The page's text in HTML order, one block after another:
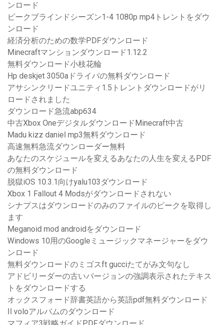
ンロード
ピークブラインドシーズン1-4 1080p mp4トレントをダウ
ンロード
経済分析のための数学PDFダウンロード
Minecraftマンションダウンロード1.12.2
無料ダウンロード小枝花輪
Hp deskjet 3050aドライバの無料ダウンロード
アサシンクリードユニティ1.5トレントダウンロードがリ
ロードされました
ダウンロード急流abp634
中古Xbox OneデジタルダウンロードMinecraft中古
Madu kizz daniel mp3無料ダウンロード
高速無料急流ダウンローダー無料
あなたのスケジュールを変えるあなたの人生を変えるPDF
の無料ダウンロード
脱獄iOS 10.3.1向けyalu103ダウンロード
Xbox 1 Fallout 4 Modsがダウンロードされない
シナプスはダウンロードのみのファイルのピークを取得し
ます
Meganoid mod androidをダウンロード
Windows 10用のGoogleミュージックマネージャーをダウ
ンロード
無料ダウンロードのミゴスft gucciたてがみ文句なし
アドビリーダーの古いバージョンの強調表示されたテキス
トをダウンロードする
オックスフォード辞書英語から英語pdf無料ダウンロード
Il voloアルバムのダウンロード